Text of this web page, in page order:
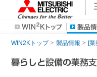
WIN2Kトップ 製品情報 [